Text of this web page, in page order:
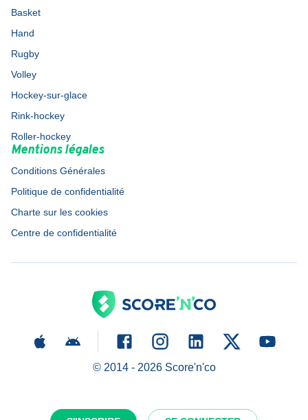
Basket
Hand
Rugby
Volley
Hockey-sur-glace
Rink-hockey
Roller-hockey
Mentions légales
Conditions Générales
Politique de confidentialité
Charte sur les cookies
Centre de confidentialité
© 2014 - 2026Score'n'co